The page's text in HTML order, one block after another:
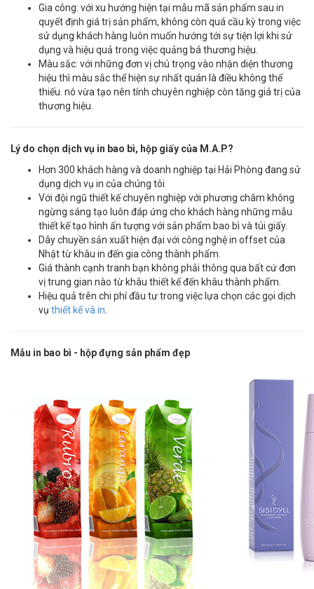
Gia công: với xu hướng hiện tại mẫu mã sản phẩm sau in
quyết định giá trị sản phẩm, không còn quá cầu kỳ trong việc
sử dụng khách hàng luôn muốn hướng tới sự tiện lợi khi sử
dụng và hiệu quả trong việc quảng bá thương hiệu.
Màu sắc: với những đơn vị chú trọng vào nhận diện thương
hiệu thì màu sắc thể hiện sự nhất quán là điều không thể
thiếu. nó vừa tạo nên tính chuyên nghiệp còn tăng giá trị của
thương hiệu.
Lý do chọn dịch vụ in bao bì, hộp giấy của M.A.P?
Hơn 300 khách hàng và doanh nghiệp tại Hải Phòng đang sử
dụng dịch vụ in của chúng tôi
Với đội ngũ thiết kế chuyên nghiệp với phương châm không
ngừng sáng tạo luôn đáp ứng cho khách hàng những mẫu
thiết kế tạo hình ấn tượng với sản phẩm bao bì và túi giấy.
Dây chuyền sản xuất hiện đại với công nghệ in offset của
Nhật từ khâu in đến gia công thành phẩm.
Giá thành cạnh tranh bạn không phải thông qua bất cứ đơn
vị trung gian nào từ khâu thiết kế đến khâu thành phẩm.
Hiệu quả trên chi phí đầu tư trong việc lựa chọn các gọi dịch
vụ thiết kế và in
Mẫu in bao bì - hộp đựng sản phẩm đẹp